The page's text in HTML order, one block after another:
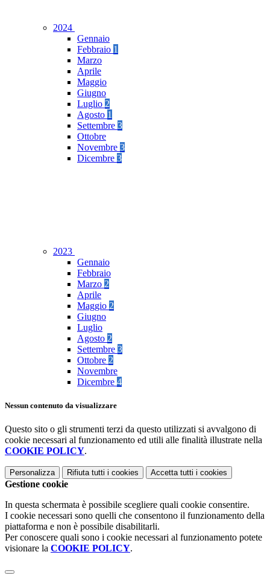
2024
Gennaio
Febbraio 1
Marzo
Aprile
Maggio
Giugno
Luglio 2
Agosto 1
Settembre 3
Ottobre
Novembre 3
Dicembre 3
2023
Gennaio
Febbraio
Marzo 2
Aprile
Maggio 2
Giugno
Luglio
Agosto 2
Settembre 3
Ottobre 2
Novembre
Dicembre 4
Nessun contenuto da visualizzare
Questo sito o gli strumenti terzi da questo utilizzati si avvalgono di
cookie necessari al funzionamento ed utili alle finalità illustrate nella
COOKIE POLICY.
Personalizza Rifiuta tutti i cookies Accetta tutti i cookies
Gestione cookie
In questa schermata è possibile scegliere quali cookie consentire.
I cookie necessari sono quelli che consentono il funzionamento della
piattaforma e non è possibile disabilitarli.
Per conoscere quali sono i cookie necessari al funzionamento potete
visionare la COOKIE POLICY.